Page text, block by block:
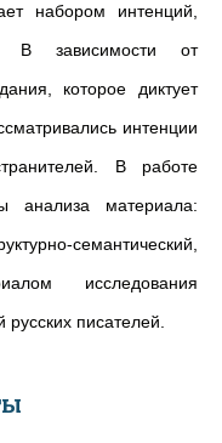
набором интенций,
В зависимости от
которое диктует
интенции
В работе
анализа материала:
семантический,
исследования
писателей.